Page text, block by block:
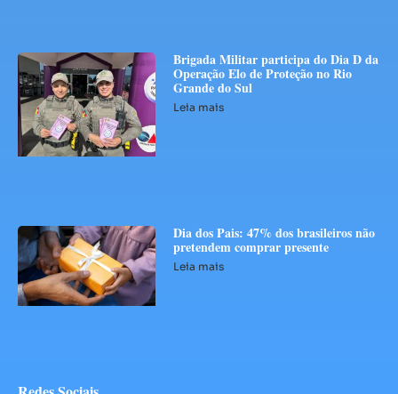
Brigada Militar participa do Dia D da
Operação Elo de Proteção no Rio
Grande do Sul
Leia mais
Dia dos Pais: 47% dos brasileiros não
pretendem comprar presente
Leia mais